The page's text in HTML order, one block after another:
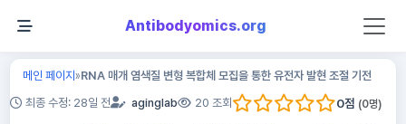
Antibodyomics.org
메인 페이지»RNA 매개 염색질 변형 복합체 모집을 통한 유전자 발현 조절 기전
최종 수정: 28일 전 aginglab 20 조회 0점 (0명)